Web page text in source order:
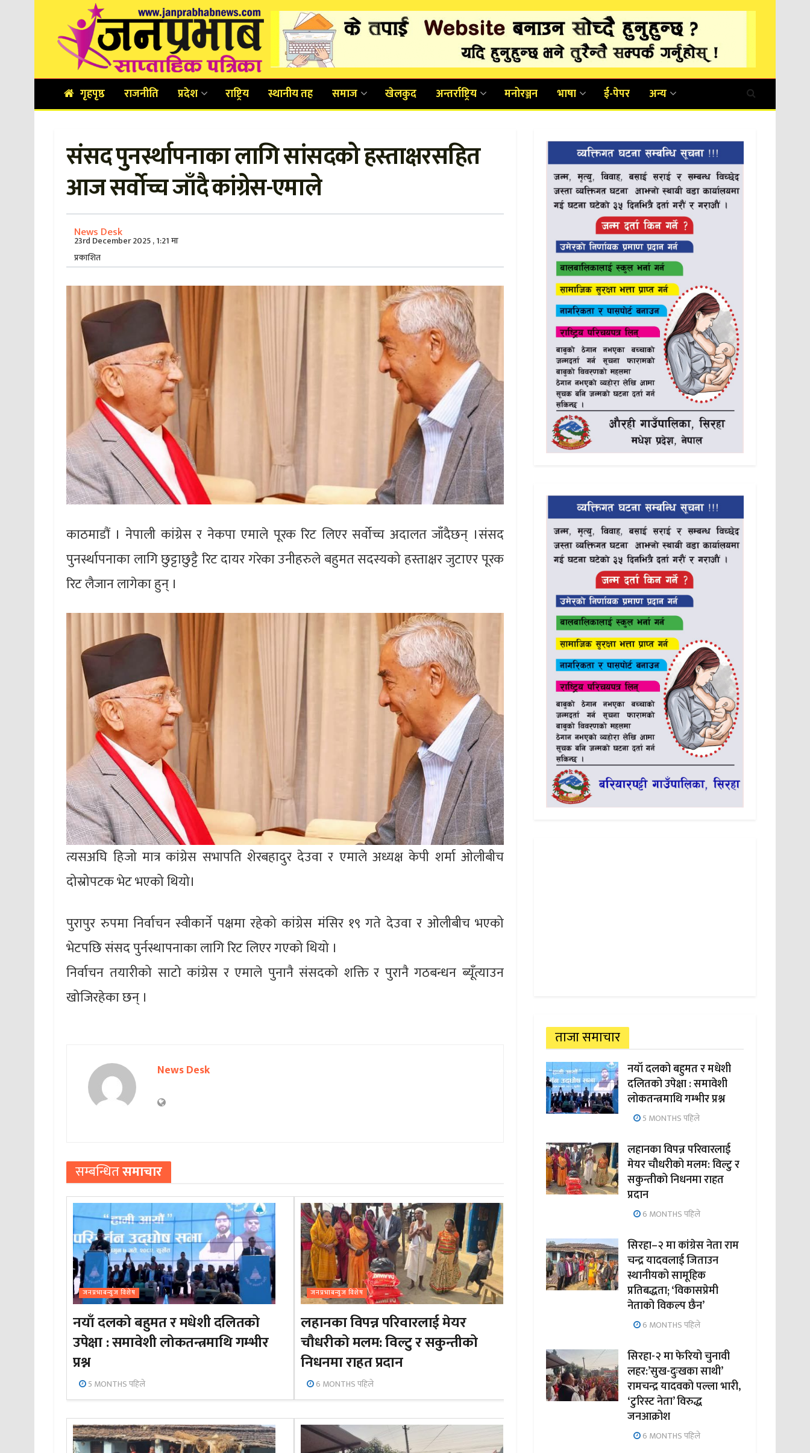
गृहपृष्ठ राजनीति प्रदेश राष्ट्रिय स्थानीय तह समाज खेलकुद अन्तर्राष्ट्रिय मनोरञ्जन भाषा ई-पेपर अन्य
संसद पुनर्स्थापनाका लागि सांसदको हस्ताक्षरसहित
आज सर्वोच्च जाँदै कांग्रेस-एमाले
News Desk
23rd December 2025 , 1:21 मा
प्रकाशित
काठमाडौं । नेपाली कांग्रेस र नेकपा एमाले पूरक रिट लिएर सर्वोच्च अदालत जाँदैछन् ।संसद
पुनर्स्थापनाका लागि छुट्टाछुट्टै रिट दायर गरेका उनीहरुले बहुमत सदस्यको हस्ताक्षर जुटाएर पूरक
रिट लैजान लागेका हुन् ।
त्यसअघि हिजो मात्र कांग्रेस सभापति शेरबहादुर देउवा र एमाले अध्यक्ष केपी शर्मा ओलीबीच
दोस्रोपटक भेट भएको थियो।
पुरापुर रुपमा निर्वाचन स्वीकार्ने पक्षमा रहेको कांग्रेस मंसिर १९ गते देउवा र ओलीबीच भएको
भेटपछि संसद पुर्नस्थापनाका लागि रिट लिएर गएको थियो ।
निर्वाचन तयारीको साटो कांग्रेस र एमाले पुनानै संसदको शक्ति र पुरानै गठबन्धन ब्यूँत्याउन
खोजिरहेका छन् ।
News Desk
सम्बन्धितसमाचार
जनप्रभाबन्युज विशेष
नयाँ दलको बहुमत र मधेशी दलितको
उपेक्षा : समावेशी लोकतन्त्रमाथि गम्भीर
प्रश्न
5 MONTHS पहिले
जनप्रभाबन्युज विशेष
लहानका विपन्न परिवारलाई मेयर
चौधरीको मलम: विल्टु र सकुन्तीको
निधनमा राहत प्रदान
6 MONTHS पहिले
ताजा समाचार
नयाँ दलको बहुमत र मधेशी
दलितको उपेक्षा : समावेशी
लोकतन्त्रमाथि गम्भीर प्रश्न
5 MONTHS पहिले
लहानका विपन्न परिवारलाई
मेयर चौधरीको मलम: विल्टु र
सकुन्तीको निधनमा राहत
प्रदान
6 MONTHS पहिले
सिरहा–२ मा कांग्रेस नेता राम
चन्द्र यादवलाई जिताउन
स्थानीयको सामूहिक
प्रतिबद्धता; ‘विकासप्रेमी
नेताको विकल्प छैन’
6 MONTHS पहिले
सिरहा-२ मा फेरियो चुनावी
लहर:’सुख-दुःखका साथी’
रामचन्द्र यादवको पल्ला भारी,
‘टुरिस्ट नेता’ विरुद्ध
जनआक्रोश
6 MONTHS पहिले